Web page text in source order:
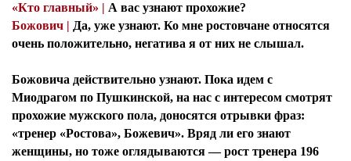
«Кто главный» | А вас узнают прохожие?
Божович | Да, уже узнают. Ко мне ростовчане относятся
очень положительно, негатива я от них не слышал.
Божовича действительно узнают. Пока идем с
Миодрагом по Пушкинской, на нас с интересом смотрят
прохожие мужского пола, доносятся отрывки фраз:
«тренер «Ростова», Божевич». Вряд ли его знают
женщины, но тоже оглядываются — рост тренера 196